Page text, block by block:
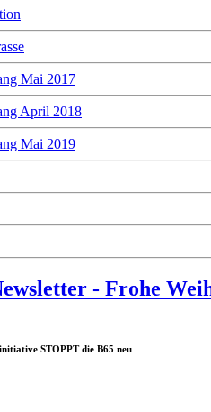
Mai 2017
April 2018
Mai 2019
- Frohe
STOPPT die B65 neu